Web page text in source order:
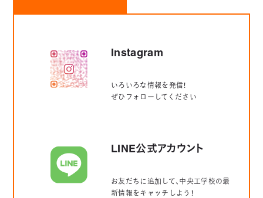
Instagram
いろいろな情報を発信！
ぜひフォローしてください
LINE公式アカウント
お友だちに追加して、中央工学校の最
新情報をキャッチしよう！